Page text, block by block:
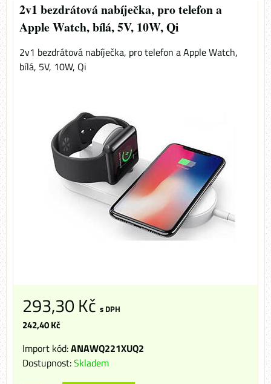
2v1 bezdrátová nabíječka, pro telefon a
Apple Watch, bílá, 5V, 10W, Qi
2v1 bezdrátová nabíječka, pro telefon a Apple Watch,
bílá, 5V, 10W, Qi
293,30 Kč s DPH
242,40 Kč
Import kód:ANAWQ221XUQ2
Dostupnost:Skladem